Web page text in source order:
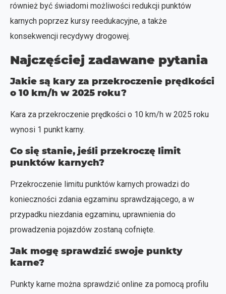
również być świadomi możliwości redukcji punktów
karnych poprzez kursy reedukacyjne, a także
konsekwencji recydywy drogowej.
Najczęściej zadawane pytania
Jakie są kary za przekroczenie prędkości
o 10 km/h w 2025 roku?
Kara za przekroczenie prędkości o 10 km/h w 2025 roku
wynosi 1 punkt karny.
Co się stanie, jeśli przekroczę limit
punktów karnych?
Przekroczenie limitu punktów karnych prowadzi do
konieczności zdania egzaminu sprawdzającego, a w
przypadku niezdania egzaminu, uprawnienia do
prowadzenia pojazdów zostaną cofnięte.
Jak mogę sprawdzić swoje punkty
karne?
Punkty karne można sprawdzić online za pomocą profilu